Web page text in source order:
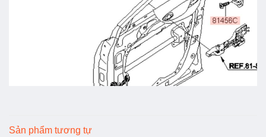
Sản phẩm tương tự